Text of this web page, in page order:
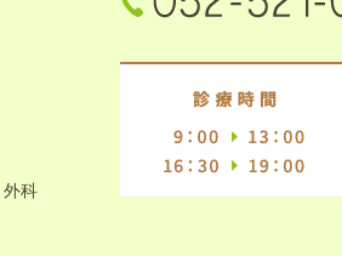
科